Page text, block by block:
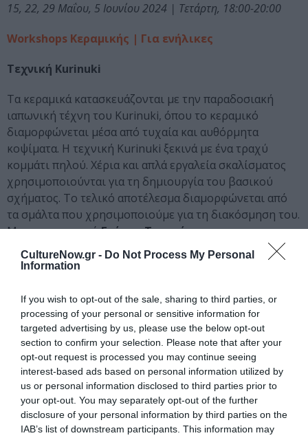
CultureNow.gr - Do Not Process My Personal
Information
If you wish to opt-out of the sale, sharing to third parties, or
processing of your personal or sensitive information for
targeted advertising by us, please use the below opt-out
section to confirm your selection. Please note that after your
opt-out request is processed you may continue seeing
interest-based ads based on personal information utilized by
us or personal information disclosed to third parties prior to
your opt-out. You may separately opt-out of the further
disclosure of your personal information by third parties on the
IAB’s list of downstream participants. This information may
15, 22, 29 Μαΐου, 5 Ιουνίου 2024 | Τετάρτη, 18:00-20:00
Workshops Κεραμικής | Για ενήλικες
Τεχνική Kurinuki
Τα κεραμικά κατασκευάζονται με την παραδοσιακή
ιαπωνική τέχνη του Kurinuki, όπου το κεραμικό
διαμορφώνεται μέσα από τυχαία και αυθόρμητα
κοψίματα. Η τεχνική Kurinuki ξεκινά με ένα τραχύ
κομμάτι πηλού. Χέρια και απλά εργαλεία σκαλίσματος
χρησιμοποιούνται για τη δημιουργία του βασικού
σχήματος. Το τελικό αποτέλεσμα διαμορφώνεται από
τα σμάλτα που χρησιμοποιούμε για τη διακόσμηση του.
Με τον εικαστικόΓιώργο Τσεριώνη.
24 Μαΐου 2024 | Παρασκευή, 18:00-21:30
Ταυτότητα
Περισσότερες πληροφορίες: thf.gr
Ακολουθήστε το Culturenow.gr στοGoogle Newsκαι
μάθετε πρώτοι όλες τις ειδήσεις
Δείτε όλα τατελευταία νέαγια την Τέχνη και τον
Πολιτισμό στοCulturenow.gr